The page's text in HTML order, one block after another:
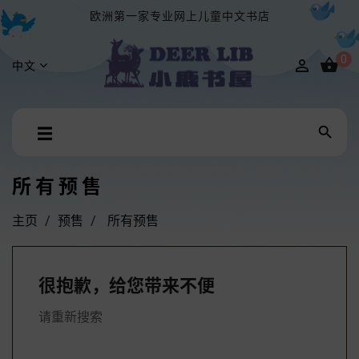
欧洲第一家专业网上儿童中文书店
中文  0
Toggle
☰ 
所有预售
主页 预售 所有预售
很抱歉，给您带来不便
请重新搜索